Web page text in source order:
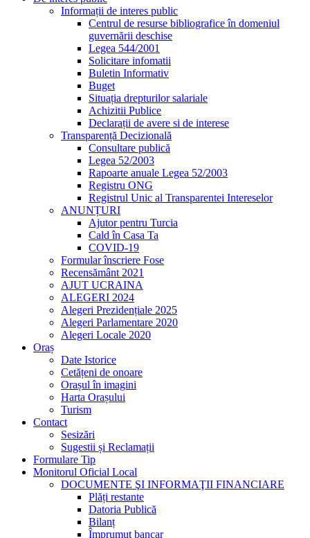
Informații de interes public
Centrul de resurse bibliografice în domeniul
guvernării deschise
Legea 544/2001
Solicitare infomatii
Buletin Informativ
Buget
Situația drepturilor salariale
Achizitii Publice
Declarații de avere si de interese
Transparență Decizională
Consultare publică
Legea 52/2003
Rapoarte anuale Legea 52/2003
Registru ONG
Registrul Unic al Transparentei Intereselor
ANUNȚURI
Ajutor pentru Turcia
Cald în Casa Ta
COVID-19
Formular înscriere Fose
Recensământ 2021
AJUT UCRAINA
ALEGERI 2024
Alegeri Prezidențiale 2025
Alegeri Parlamentare 2020
Alegeri Locale 2020
Oraș
Date Istorice
Cetățeni de onoare
Orașul în imagini
Harta Orașului
Turism
Contact
Sesizări
Sugestii și Reclamații
Formulare Tip
Monitorul Oficial Local
DOCUMENTE ŞI INFORMAŢII FINANCIARE
Plăți restante
Datoria Publică
Bilanț
Împrumut bancar